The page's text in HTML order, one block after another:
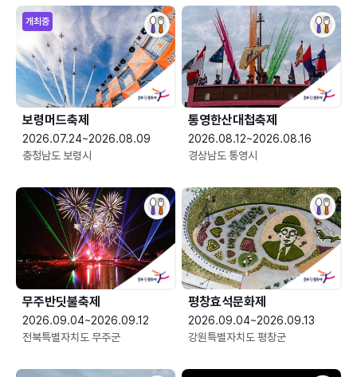
개최중
보령머드축제
2026.07.24~2026.08.09
충청남도 보령시
통영한산대첩축제
2026.08.12~2026.08.16
경상남도 통영시
무주반딧불축제
2026.09.04~2026.09.12
전북특별자치도 무주군
평창효석문화제
2026.09.04~2026.09.13
강원특별자치도 평창군